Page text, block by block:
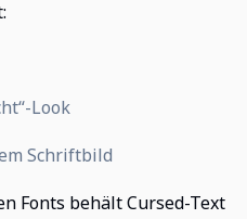
Look
Schriftbild
Fonts behält Cursed-Text